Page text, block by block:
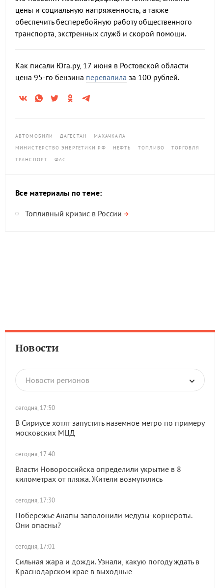
цены и социальную напряженность, а также
обеспечить бесперебойную работу общественного
транспорта, экстренных служб и скорой помощи.
Как писали Юга.ру, 17 июня в Ростовской области
цена 95-го бензина перевалила за 100 рублей.
АВТОМОБИЛИ ДАГЕСТАН
МАХАЧКАЛА
МИНИСТЕРСТВО ЭНЕРГЕТИКИ РФ
НЕФТЬ ТОПЛИВО
ТОРГОВЛЯ
ТРАНСПОРТ
ФАС
Все материалы по теме:
Топливный кризис в России
Новости
Новости регионов
сегодня, 17:50
В Сириусе хотят запустить наземное метро по примеру
московских МЦД
сегодня, 17:40
Власти Новороссийска определили укрытие в 8
километрах от пляжа. Жители возмутились
сегодня, 17:30
Побережье Анапы заполонили медузы-корнероты.
Они опасны?
сегодня, 17:01
Сильная жара и дожди. Узнали, какую погоду ждать в
Краснодарском крае в выходные